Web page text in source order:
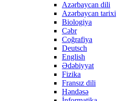
Azərbaycan dili
Azərbaycan tarixi
Biologiya
Cəbr
Coğrafiya
Deutsch
English
Ədəbiyyat
Fizika
Fransız dili
Həndəsə